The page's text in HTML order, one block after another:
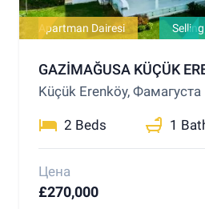
Apartman Dairesi Selling
Küçük Erenköy, Фамагуста
2 Beds 1
Цена
£270,000